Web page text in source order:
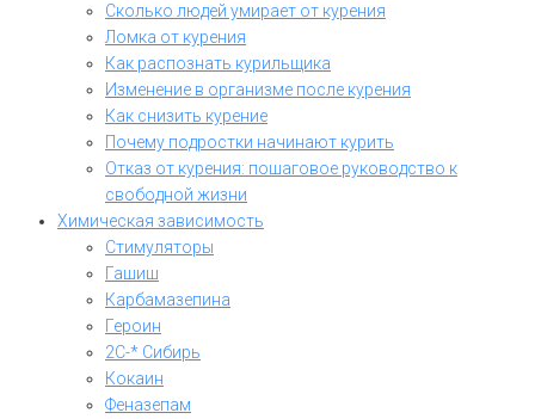
Сколько людей умирает от курения
Ломка от курения
Как распознать курильщика
Изменение в организме после курения
Как снизить курение
Почему подростки начинают курить
Отказ от курения: пошаговое руководство к
свободной жизни
Химическая зависимость
Стимуляторы
Гашиш
Карбамазепина
Героин
2C-* Сибирь
Кокаин
Феназепам